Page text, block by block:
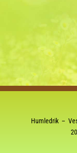
Humledrik –